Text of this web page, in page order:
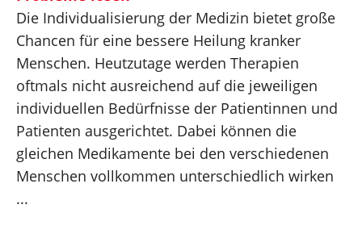
Die Individualisierung der Medizin bietet große
Chancen für eine bessere Heilung kranker
Menschen. Heutzutage werden Therapien
oftmals nicht ausreichend auf die jeweiligen
individuellen Bedürfnisse der Patientinnen und
Patienten ausgerichtet. Dabei können die
gleichen Medikamente bei den verschiedenen
Menschen vollkommen unterschiedlich wirken
...